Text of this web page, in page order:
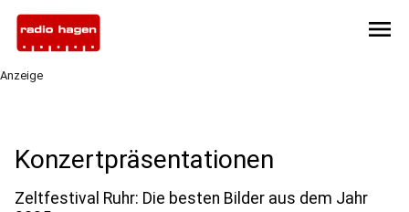
menu
Anzeige
Konzertpräsentationen
Zeltfestival Ruhr: Die besten Bilder aus dem Jahr